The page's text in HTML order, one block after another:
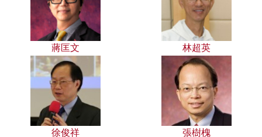
蔣匡文 林超英
徐俊祥 張樹槐